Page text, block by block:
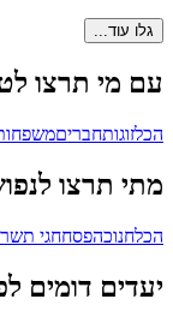
גלו עוד...
עם מי תרצו
הכלזוגותחברים
מתי תרצו
הכלחנוכהפסחחגי
יעדים דומים